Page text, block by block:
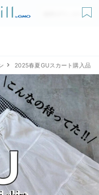
無料ダウンロード
2025春夏GUスカート購入品